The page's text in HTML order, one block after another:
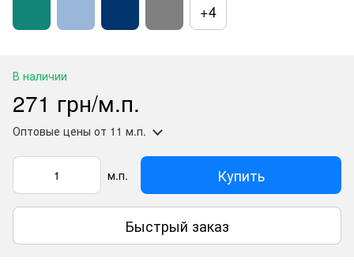
+4
В наличии
271 грн/м.п.
Оптовые цены от 11 м.п.
м.п. Купить
Быстрый заказ